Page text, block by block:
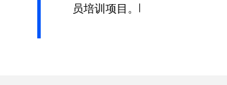
员培训项目。l